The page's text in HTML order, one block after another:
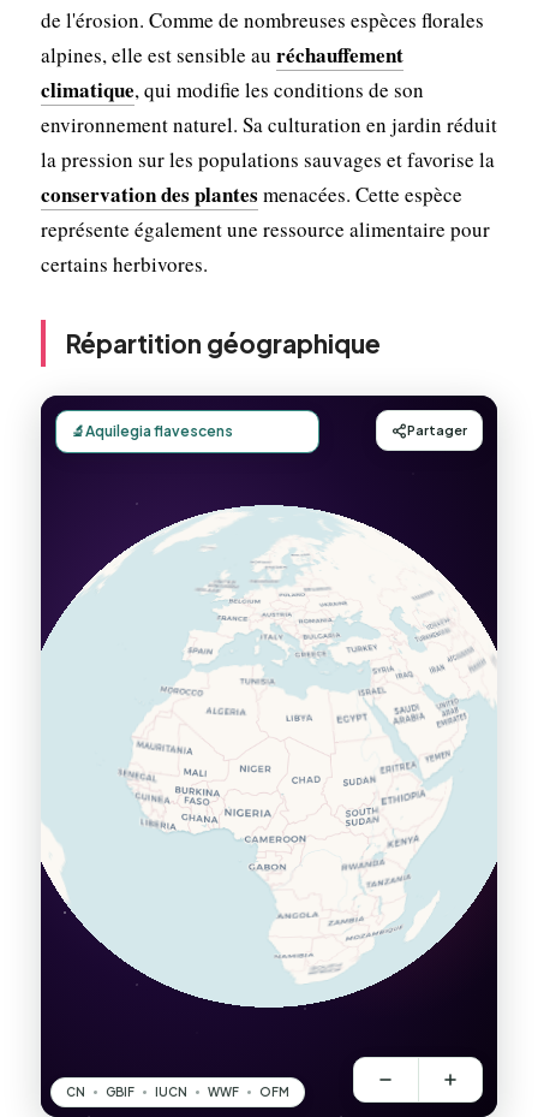
de l'érosion. Comme de nombreuses espèces florales
alpines, elle est sensible au réchauffement
climatique, qui modifie les conditions de son
environnement naturel. Sa culturation en jardin réduit
la pression sur les populations sauvages et favorise la
conservation des plantes menacées. Cette espèce
représente également une ressource alimentaire pour
certains herbivores.
Répartition géographique